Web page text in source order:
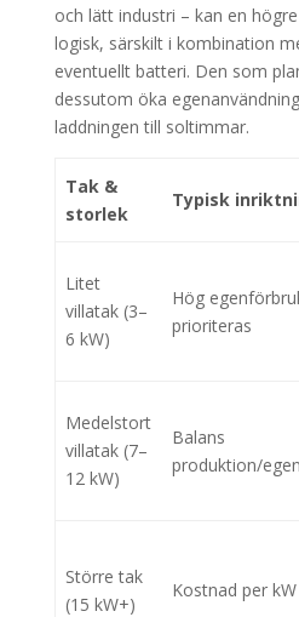
och lätt industri – kan en
logisk, särskilt i kombination
eventuellt batteri. Den som
dessutom öka
laddningen till soltimmar.
Tak &
storlek
Typisk
Litet
villatak (3–
6 kW)
Hög
prioriteras
Medelstort
villatak (7–
12 kW)
Balans
produktion/
Större tak
(15 kW+)
Kostnad per